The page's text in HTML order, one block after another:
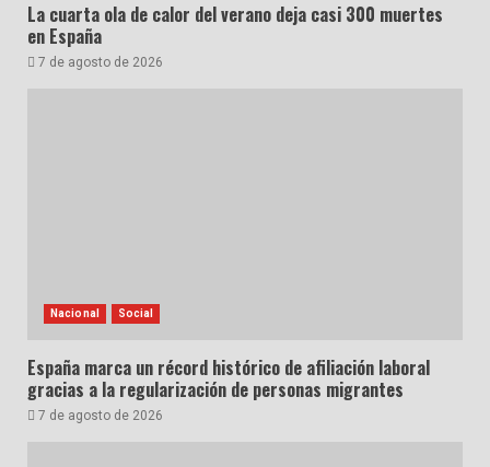
La cuarta ola de calor del verano deja casi 300 muertes
en España
7 de agosto de 2026
Nacional Social
España marca un récord histórico de afiliación laboral
gracias a la regularización de personas migrantes
7 de agosto de 2026